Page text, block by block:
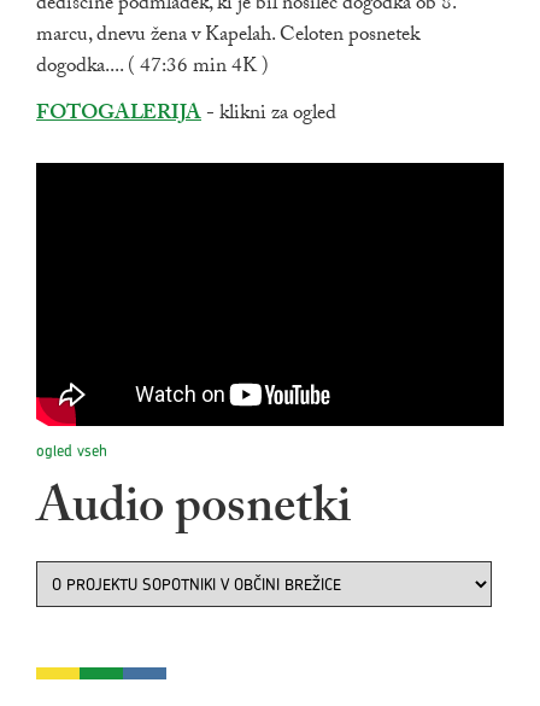
marcu, dnevu žena v Kapelah. Celoten posnetek
dogodka.... ( 47:36 min 4K )
Zunanja povezava na
FOTOGALERIJA- klikni za ogled
ogled vseh
Audio posnetki